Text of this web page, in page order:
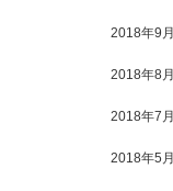
2018年9月
2018年8月
2018年7月
2018年5月